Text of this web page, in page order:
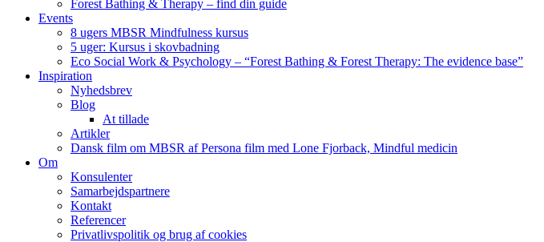
Forest Bathing & Therapy – find din guide
Events
8 ugers MBSR Mindfulness kursus
5 uger: Kursus i skovbadning
Eco Social Work & Psychology – “Forest Bathing & Forest Therapy: The evidence base”
Inspiration
Nyhedsbrev
Blog
At tillade
Artikler
Dansk film om MBSR af Persona film med Lone Fjorback, Mindful medicin
Om
Konsulenter
Samarbejdspartnere
Kontakt
Referencer
Privatlivspolitik og brug af cookies